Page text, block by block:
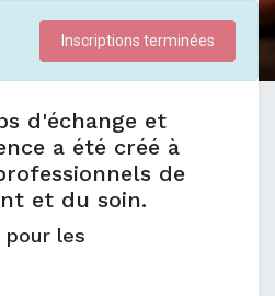
Inscriptions terminées
d'échange et
a été créé à
de
et du soin.
pour les